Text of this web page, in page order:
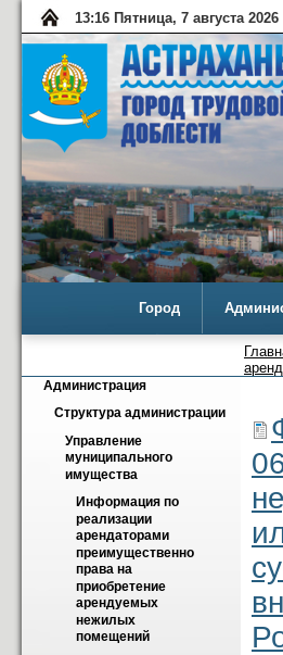
13:16 Пятница, 7 августа 2026
Город
Администрация
Структура администрации
Управление
муниципального
имущества
Информация по
реализации
арендаторами
преимущественно
права на
приобретение
арендуемых
нежилых
помещений